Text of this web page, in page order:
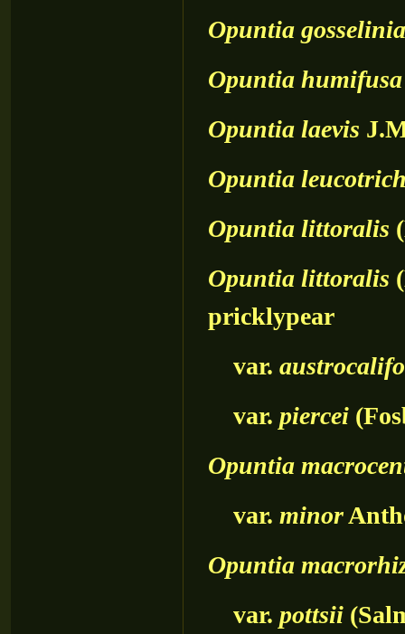
Opuntia
Opuntia humifusa
Opuntia laevis
Opuntia
Opuntia littoralis
Opuntia littoralis
pricklypear
var.
var. piercei
Opuntia
var. minor
Opuntia
var. pottsii